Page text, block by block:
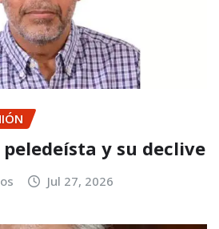
y su declive
Jul 27, 2026